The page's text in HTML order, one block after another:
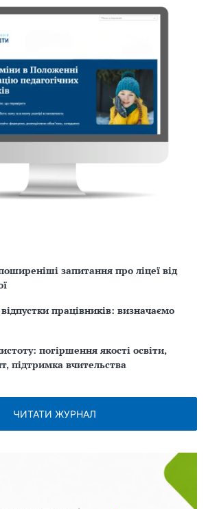
запитання про ліцеї від
працівників: визначаємо
погіршення якості освіти,
підтримка вчительства
ЧИТАТИ ЖУРНАЛ